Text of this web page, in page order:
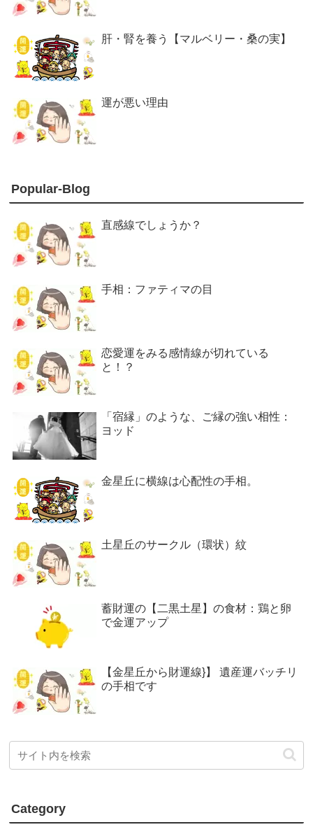
肝・腎を養う【マルベリー・桑の実】
運が悪い理由
Popular-Blog
直感線でしょうか？
手相：ファティマの目
恋愛運をみる感情線が切れている
と！？
「宿縁」のような、ご縁の強い相性：
ヨッド
金星丘に横線は心配性の手相。
土星丘のサークル（環状）紋
蓄財運の【二黒土星】の食材：鶏と卵
で金運アップ
【金星丘から財運線}】 遺産運バッチリ
の手相です
Category